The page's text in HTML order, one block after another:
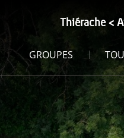
Thiérache
GROUPES